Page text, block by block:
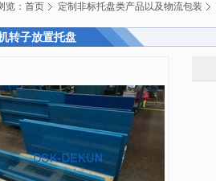
览： 首页 定制非标托盘类产品以及物流包装
转子放置托盘